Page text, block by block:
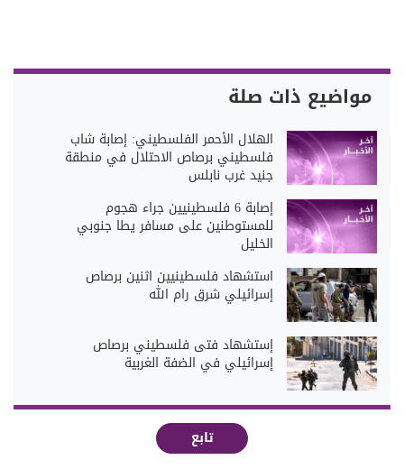
مواضيع ذات صلة
الهلال الأحمر الفلسطيني: إصابة شاب
فلسطيني برصاص الاحتلال في منطقة
جنيد غرب نابلس
إصابة 6 فلسطينيين جراء هجوم
للمستوطنين على مسافر يطا جنوبي
الخليل
استشهاد فلسطينيين اثنين برصاص
إسرائيلي شرق رام الله
إستشهاد فتى فلسطيني برصاص
إسرائيلي في الضفة الغربية
تابع